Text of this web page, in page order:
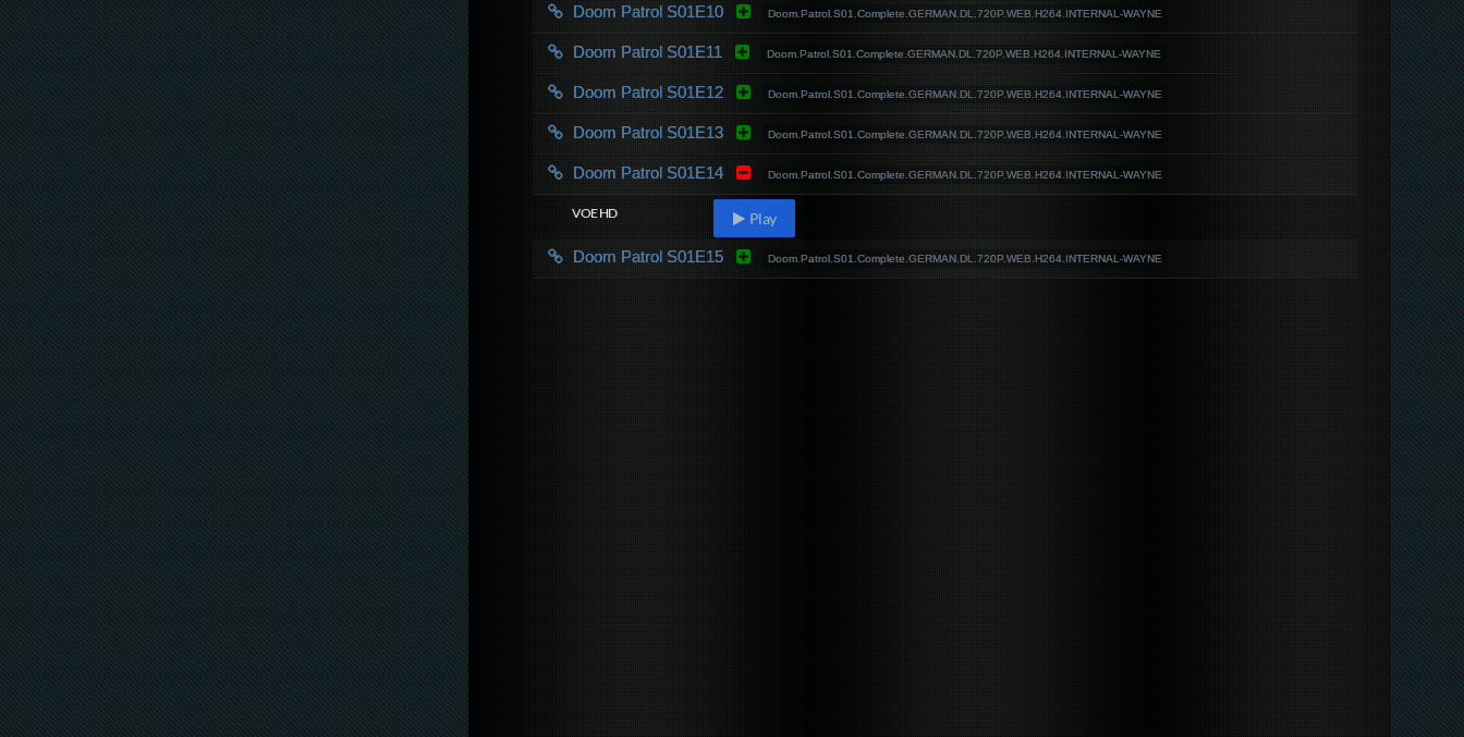
Doom Patrol S01E10 Doom.Patrol.S01.Complete.GERMAN.DL.720P.WEB.H264.INTERNAL-WAYNE
Doom Patrol S01E11 Doom.Patrol.S01.Complete.GERMAN.DL.720P.WEB.H264.INTERNAL-WAYNE
Doom Patrol S01E12 Doom.Patrol.S01.Complete.GERMAN.DL.720P.WEB.H264.INTERNAL-WAYNE
Doom Patrol S01E13 Doom.Patrol.S01.Complete.GERMAN.DL.720P.WEB.H264.INTERNAL-WAYNE
Doom Patrol S01E14 Doom.Patrol.S01.Complete.GERMAN.DL.720P.WEB.H264.INTERNAL-WAYNE
VOE HD Play
Doom Patrol S01E15 Doom.Patrol.S01.Complete.GERMAN.DL.720P.WEB.H264.INTERNAL-WAYNE